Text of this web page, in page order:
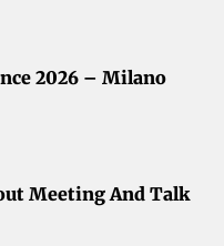
2026 – Milano
Meeting And Talk